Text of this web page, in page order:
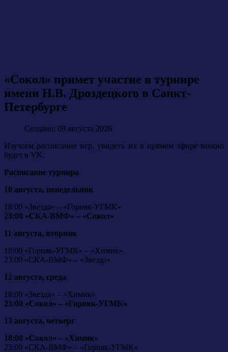
«Сокол» примет участие в турнире
имени Н.В. Дроздецкого в Санкт-
Петербурге
Создано: 09 августа 2026
Изучаем расписание игр, увидеть их в прямом эфире можно
будет в VK.
Расписание турнира
10 августа, понедельник
18:00 «Звезда» – «Горняк-УГМК»
23:00 «СКА-ВМФ» – «Сокол»
11 августа, вторник
18:00 «Горняк-УГМК» – «Химик»
23:00 «СКА-ВМФ» – «Звезда»
12 августа, среда
18:00 «Звезда» – «Химик»
23:00 «Сокол» – «Горняк-УГМК»
13 августа, четверг
18:00 «Сокол» – «Химик»
23:00 «СКА-ВМФ» – «Горняк-УГМК»